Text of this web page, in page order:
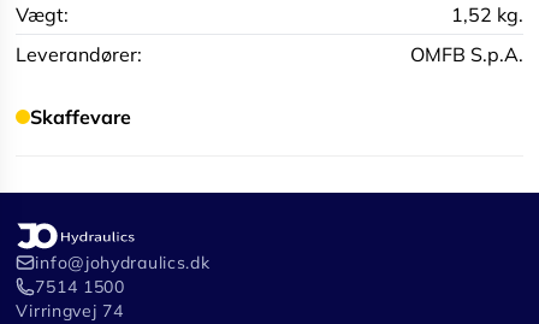
Vægt:
1,52 kg.
Leverandører:
OMFB S.p.A.
Skaffevare
info@johydraulics.dk
7514 1500
Virringvej 74